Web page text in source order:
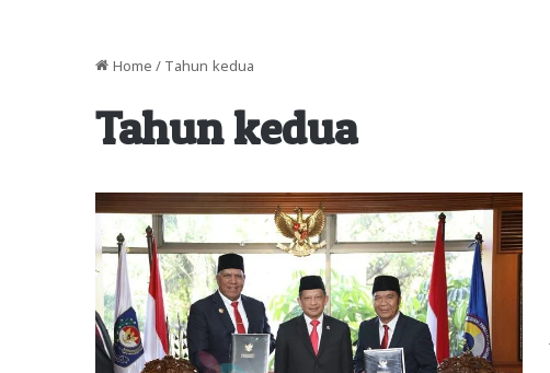
Home / Tahun kedua
Tahun kedua